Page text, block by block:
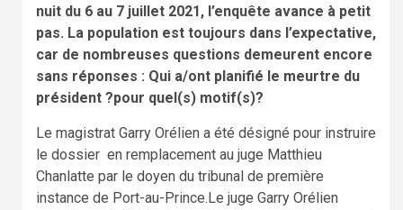
nuit du 6 au 7 juillet 2021, l’enquête avance à petit
pas. La population est toujours dans l’expectative,
car de nombreuses questions demeurent encore
sans réponses : Qui a/ont planifié le meurtre du
président ?pour quel(s) motif(s)?
Le magistrat Garry Orélien a été désigné pour instruire
le dossier en remplacement au juge Matthieu
Chanlatte par le doyen du tribunal de première
instance de Port-au-Prince.Le juge Garry Orélien